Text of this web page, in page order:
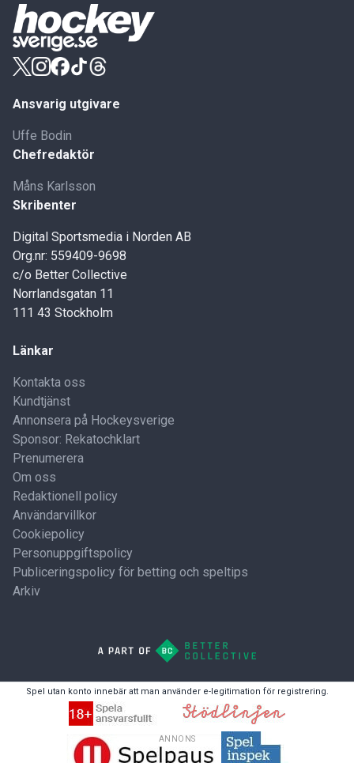
ANNONS
Ansvarig utgivare
Uffe Bodin
Chefredaktör
Måns Karlsson
Skribenter
Digital Sportsmedia i Norden AB
Org.nr: 559409-9698
c/o Better Collective
Norrlandsgatan 11
111 43 Stockholm
Länkar
Kontakta oss
Kundtjänst
Annonsera på Hockeysverige
Sponsor: Rekatochklart
Prenumerera
Om oss
Redaktionell policy
Användarvillkor
Cookiepolicy
Personuppgiftspolicy
Publiceringspolicy för betting och speltips
Arkiv
Spel utan konto innebär att man använder e-legitimation för registrering.